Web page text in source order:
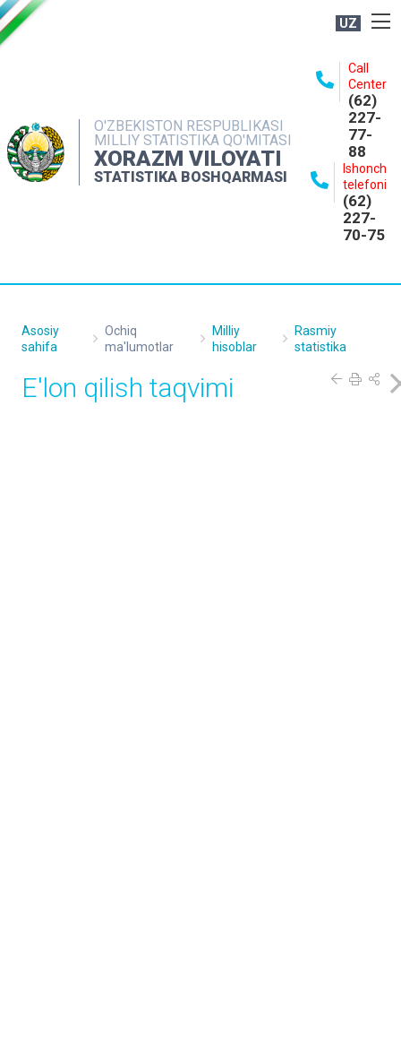
UZ
O'ZBEKISTON RESPUBLIKASI
MILLIY STATISTIKA QO'MITASI
XORAZM VILOYATI
STATISTIKA BOSHQARMASI
Call
Center
(62)
227-
77-
88
Ishonch
telefoni
(62)
227-
70-75
NASHRLAR
INTERAKTIV XIZMATLAR
MATBUOT XIZMATI
Asosiy
sahifa
Ochiq
ma'lumotlar
Milliy
hisoblar
Rasmiy
statistika
E'lon qilish taqvimi